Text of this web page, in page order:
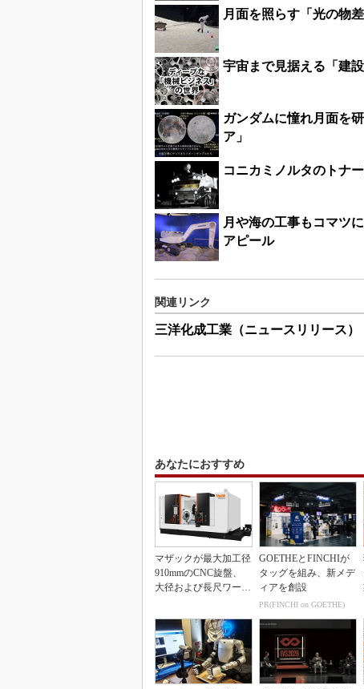
月面を照らす「光の物
宇宙まで見据える「建
ガンダムに憧れ月面を
ア」
コニカミノルタのトナ
月や海の工事もコマツ
アピール
関連リンク
三洋化成工業（ニュースリリース）
あなたにおすすめ
マザックが最大加工径
910mmのCNC旋盤、
大径および長尺ワーク
GOETHEとFINCHIが
タッグを組み、新メデ
ィアを創設
PR(FINCHI on GOETHE)